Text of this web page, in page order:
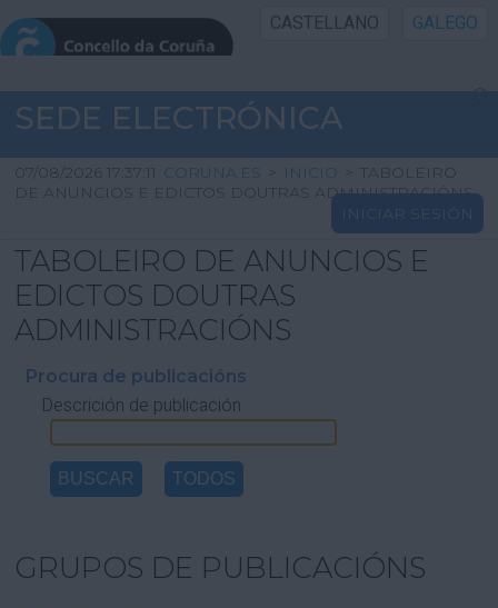
CASTELLANO GALEGO
INICIO SEDE
INICIO
INFORMACIÓN PÚBLICA
CARTAFOL CIDADÁN
UTILIDADES
AXUDA
SEDE ELECTRÓNICA
07/08/2026 17:37:11 CORUNA.ES > INICIO > TABOLEIRO
DE ANUNCIOS E EDICTOS DOUTRAS ADMINISTRACIÓNS
INICIAR SESIÓN
TABOLEIRO DE ANUNCIOS E
EDICTOS DOUTRAS
ADMINISTRACIÓNS
Procura de publicacións
Descrición de publicación
GRUPOS DE PUBLICACIÓNS